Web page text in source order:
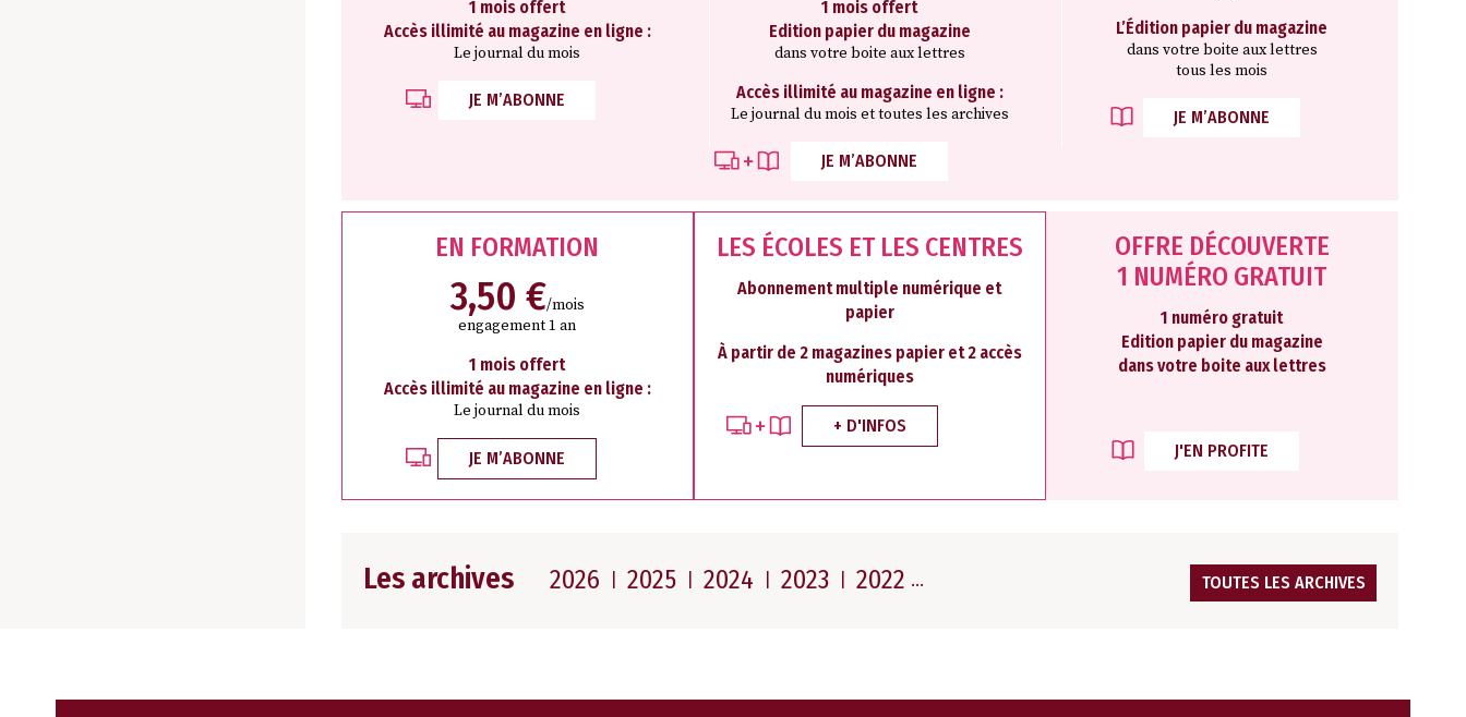
1 mois offert
Accès illimité au magazine en ligne :
Le journal du mois
JE M’ABONNE
1 mois offert
Edition papier du magazine
dans votre boite aux lettres
Accès illimité au magazine en ligne :
Le journal du mois et toutes les archives
JE M’ABONNE
L’Édition papier du magazine
dans votre boite aux lettres
tous les mois
JE M’ABONNE
EN FORMATION
3,50 €/mois
engagement 1 an
1 mois offert
Accès illimité au magazine en ligne :
Le journal du mois
JE M’ABONNE
LES ÉCOLES ET LES CENTRES
Abonnement multiple numérique et
papier
À partir de 2 magazines papier et 2 accès
numériques
+ D'INFOS
OFFRE DÉCOUVERTE
1 NUMÉRO GRATUIT
1 numéro gratuit
Edition papier du magazine
dans votre boite aux lettres
J'EN PROFITE
Les archives 2026 2025 2024 2023 2022 TOUTES LES ARCHIVES